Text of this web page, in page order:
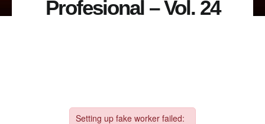
Profesional – Vol. 24